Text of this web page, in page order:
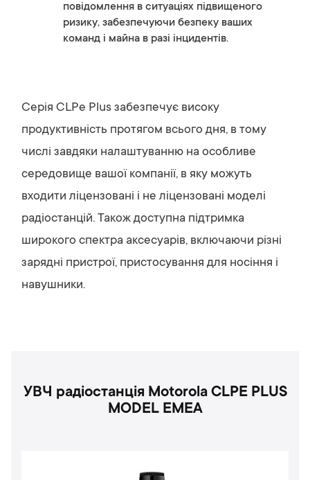
повідомлення в ситуаціях підвищеного
ризику, забезпечуючи безпеку ваших
команд і майна в разі інцидентів.
Серія CLPe Plus забезпечує високу
продуктивність протягом всього дня, в тому
числі завдяки налаштуванню на особливе
середовище вашої компанії, в яку можуть
входити ліцензовані і не ліцензовані моделі
радіостанцій. Також доступна підтримка
широкого спектра аксесуарів, включаючи різні
зарядні пристрої, пристосування для носіння і
навушники.
УВЧ радіостанція Motorola CLPE PLUS
MODEL EMEA